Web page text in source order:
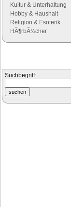
Kultur & Unterhaltung
Hobby & Haushalt
Religion & Esoterik
HÃ¶rbÃ¼cher
Suchbegriff: